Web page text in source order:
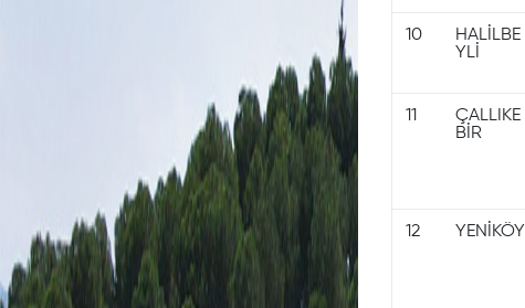
Resmi
Doğrulama
10
HALİLBE
YLİ
11
ÇALLIKE
BİR
12 YENİKÖY